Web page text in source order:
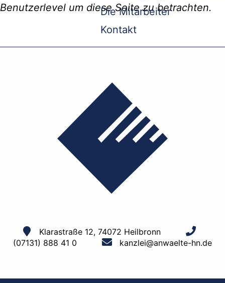
Die Mitarbeiter
Kontakt
Benutzerlevel um diese Seite zu betrachten.
Klarastraße 12, 74072 Heilbronn
(07131) 888 41 0
kanzlei@anwaelte-hn.de